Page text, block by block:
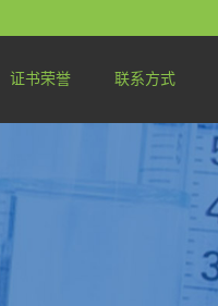
证书荣誉 联系方式